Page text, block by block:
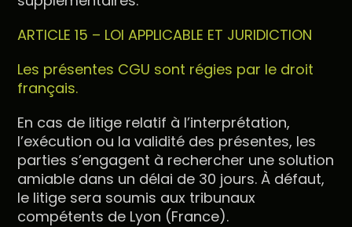
ARTICLE 15 – LOI APPLICABLE ET JURIDICTION
Les présentes CGU sont régies par le droit
français.
En cas de litige relatif à l’interprétation,
l’exécution ou la validité des présentes, les
parties s’engagent à rechercher une solution
amiable dans un délai de 30 jours. À défaut,
le litige sera soumis aux tribunaux
compétents de Lyon (France).